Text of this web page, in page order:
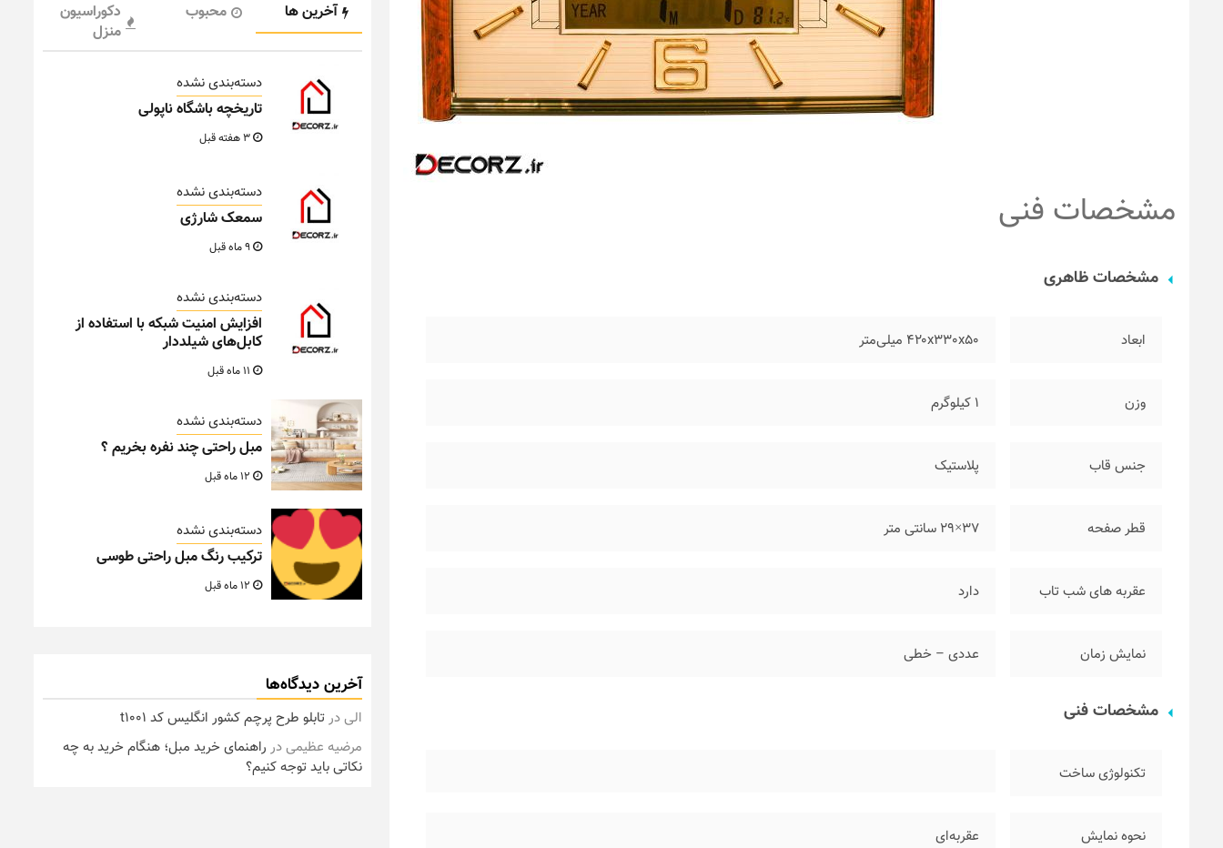
مشخصات فنی
مشخصات ظاهری
ابعاد ۴۲۰x330x50 میلی‌متر
وزن ۱ کیلوگرم
جنس قاب پلاستیک
قطر صفحه ۳۷×۲۹ سانتی متر
عقربه های شب تاب دارد
نمایش زمان عددی – خطی
مشخصات فنی
تکنولوژی ساخت
نحوه نمایش عقربه‌ای
آخرین ها محبوب
دکوراسیون
منزل
دسته‌بندی نشده
تاریخچه باشگاه ناپولی
دسته‌بندی نشده
سمعک شارژی
دسته‌بندی نشده
افزایش امنیت شبکه با استفاده از
کابل‌های شیلددار
دسته‌بندی نشده
مبل راحتی چند نفره بخریم ؟
دسته‌بندی نشده
ترکیب رنگ مبل راحتی طوسی
آخرین دیدگاه‌ها
الیدرتابلو طرح پرچم کشور انگلیس کد t1001
مرضیه عظیمیدر راهنمای خرید مبل؛ هنگام خرید به چه
نکاتی باید توجه کنیم؟